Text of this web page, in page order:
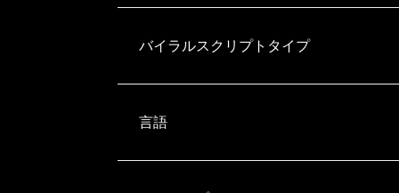
バイラルスクリプトタイプ
言語